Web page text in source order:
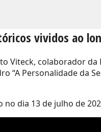
vividos ao
Viteck, colaborador
“A Personalidade da
dia 13 de julho de